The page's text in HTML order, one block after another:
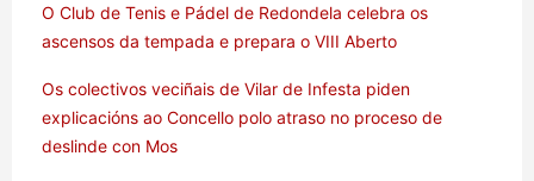
O Club de Tenis e Pádel de Redondela celebra os
ascensos da tempada e prepara o VIII Aberto
Os colectivos veciñais de Vilar de Infesta piden
explicacións ao Concello polo atraso no proceso de
deslinde con Mos